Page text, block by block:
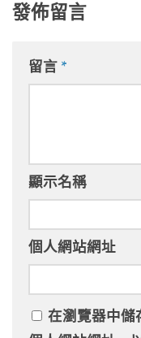
發佈留言
留言 *
顯示名稱
個人網站網址
在瀏覽器中儲